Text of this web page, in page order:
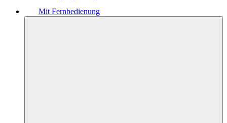
Mit Fernbedienung